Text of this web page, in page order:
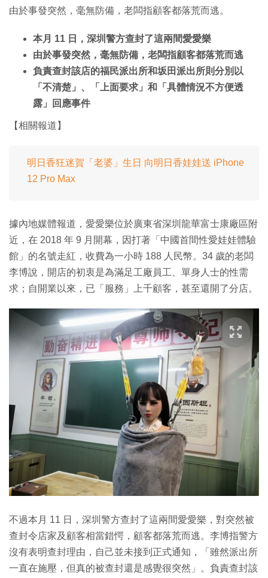
由於事發突然，毫無防備，老闆指顧客都落荒而逃。
本月 11 日，深圳警方查封了這兩間愛愛樂
由於事發突然，毫無防備，老闆指顧客都落荒而逃
負責查封該店的福民派出所和坂田派出所則分別以
「不清楚」、「上面要求」和「具體情況不方便透
露」回應事件
【相關報道】
明日香狂迷賀「老婆」生日 向明日香娃娃送 iPhone
12 Pro Max
據內地媒體報道，愛愛樂位於廣東省深圳龍華富士康廠區附
近，在 2018 年 9 月開幕，因打著「中國首間性愛娃娃體驗
館」的名號走紅，收費為一小時 188 人民幣。34 歲的老闆
李博說，開店的初衷是為滿足工廠員工、單身人士的性需
求；自開業以來，已「服務」上千顧客，甚至還開了分店。
不過本月 11 日，深圳警方查封了這兩間愛愛樂，對突然被
查封令店家及顧客相當錯愕，顧客都落荒而逃。李博指警方
沒有表明查封理由，自己並未接到正式通知，「雖然派出所
一直在施壓，但真的被查封還是感覺很突然」。負責查封該